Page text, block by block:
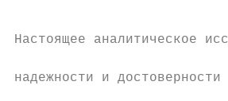
Настоящее аналитическое
надежности и